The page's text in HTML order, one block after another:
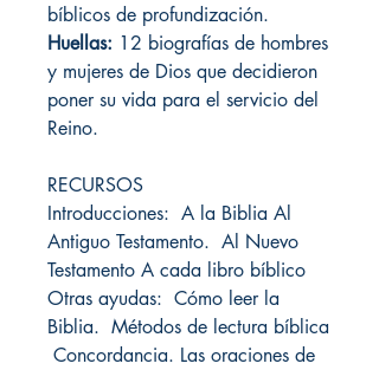
bíblicos de profundización.
Huellas: 12 biografías de hombres
y mujeres de Dios que decidieron
poner su vida para el servicio del
Reino.
RECURSOS
Introducciones: A la Biblia Al
Antiguo Testamento. Al Nuevo
Testamento A cada libro bíblico
Otras ayudas: Cómo leer la
Biblia. Métodos de lectura bíblica
Concordancia. Las oraciones de